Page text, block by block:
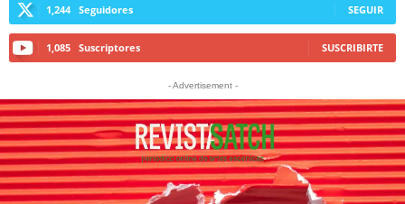
1,244 Seguidores SEGUIR
1,085 Suscriptores SUSCRIBIRTE
- Advertisement -